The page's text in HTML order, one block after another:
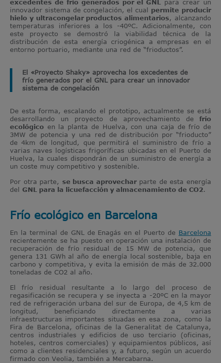
excedentes de frío generados por el GNL
para crear un
innovador sistema de congelación, el cual permite producir
hielo y ultracongelar productos alimentarios, alcanzando
temperaturas inferiores a los -40ºC. Adicionalmente, con
este proyecto se demostró la viabilidad técnica de la
distribución de esta energía criogénica a empresas en el
entorno portuario, mediante una red de “frioductos”.
El «Proyecto Shaky» aprovecha los excedentes de
frío generados por el GNL para crear un innovador
sistema de congelación
De esta forma, escalando el prototipo, actualmente se está
desarrollando un proyecto de aprovechamiento de frío
ecológico en la planta de Huelva, con una caja de frío de
3MW de potencia y una red de distribución por “frioducto”
de 4km de longitud, que permitirá el suministro de frío a
varias naves logísticas frigoríficas ubicadas en el Puerto de
Huelva, la cuales dispondrán de un suministro de energía a
un coste muy competitivo y sostenible.
Por otra parte, se busca aprovecharparte de esta energía
del GNL para la licuefacción y almacenamiento de CO2.
Frío ecológico en Barcelona
En la terminal de GNL de Enagás en el Puerto de Barcelona
recientemente se ha puesto en operación una instalación de
recuperación de frío residual de 15 MW de potencia, que
genera 131 GWh al año de energía local sostenible, baja en
carbono y competitiva, y evita la emisión de más de 32.000
toneladas de CO2 al año.
El frío residual resultante a lo largo del proceso de
regasificación se recupera y se inyecta a -20ºC en la mayor
red de refrigeración urbana del sur de Europa, de 4,5 km de
longitud, beneficiando directamente a varias
infraestructuras importantes situadas en esa zona, como la
Fira de Barcelona, oficinas de la Generalitat de Catalunya,
centros industriales y edificios de uso terciario (oficinas,
hoteles, centros comerciales) y equipamientos públicos, así
como a clientes residenciales y, a futuro, según un acuerdo
firmado con Veolia, también a Mercabarna.